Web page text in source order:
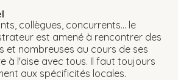
collègues, concurrents... le
est amené à rencontrer des
et nombreuses au cours de ses
à l'aise avec tous. Il faut toujours
aux spécificités locales.